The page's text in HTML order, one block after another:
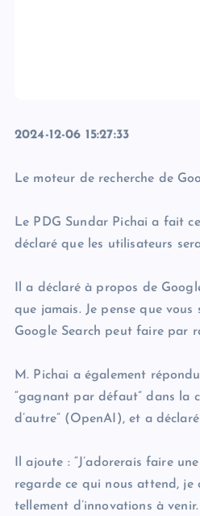
2024-12-06 15:27:33
Le moteur de recherche de
Le PDG Sundar Pichai a fait
déclaré que les utilisateurs
Il a déclaré à propos de
que jamais. Je pense que
Google Search peut faire par
M. Pichai a également
“gagnant par défaut” dans la
d’autre” (OpenAI), et a
Il ajoute : “J’adorerais faire
regarde ce qui nous attend, je
tellement d’innovations à